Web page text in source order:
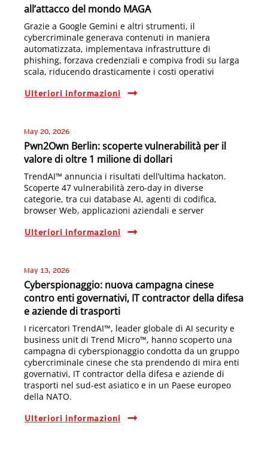
all’attacco del mondo MAGA
Grazie a Google Gemini e altri strumenti, il
cybercriminale generava contenuti in maniera
automatizzata, implementava infrastrutture di
phishing, forzava credenziali e compiva frodi su larga
scala, riducendo drasticamente i costi operativi
Ulteriori informazioni
May 20, 2026
Pwn2Own Berlin: scoperte vulnerabilità per il
valore di oltre 1 milione di dollari
TrendAI™ annuncia i risultati dell’ultima hackaton.
Scoperte 47 vulnerabilità zero-day in diverse
categorie, tra cui database AI, agenti di codifica,
browser Web, applicazioni aziendali e server
Ulteriori informazioni
May 13, 2026
Cyberspionaggio: nuova campagna cinese
contro enti governativi, IT contractor della difesa
e aziende di trasporti
I ricercatori TrendAI™, leader globale di AI security e
business unit di Trend Micro™, hanno scoperto una
campagna di cyberspionaggio condotta da un gruppo
cybercriminale cinese che sta prendendo di mira enti
governativi, IT contractor della difesa e aziende di
trasporti nel sud-est asiatico e in un Paese europeo
della NATO.
Ulteriori informazioni